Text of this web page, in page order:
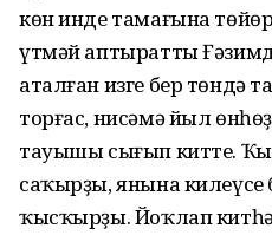
көн инде тамағына
үтмәй аптыратты
аталған изге бер төндә
торғас, нисәмә йыл
тауышы сығып китте.
саҡырҙы, янына килеүсе
ҡысҡырҙы. Йоҡлап